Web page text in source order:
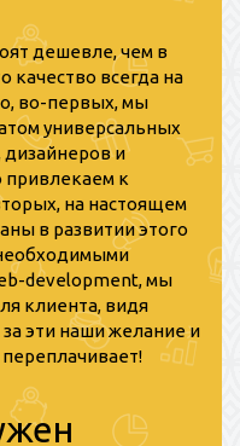
дешевле, чем в
качество всегда на
во-первых, мы
универсальных
дизайнеров и
привлекаем к
на настоящем
в развитии этого
development, мы
клиента, видя
эти наши желание и